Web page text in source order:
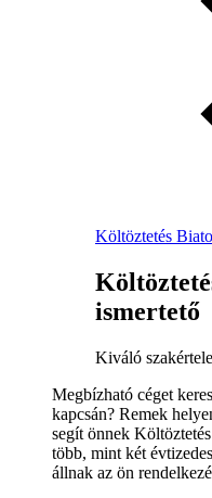
Költöztetés
ismertető
Kiváló
Megbízható céget
kapcsán? Remek
segít önnek
több, mint két
állnak az ön